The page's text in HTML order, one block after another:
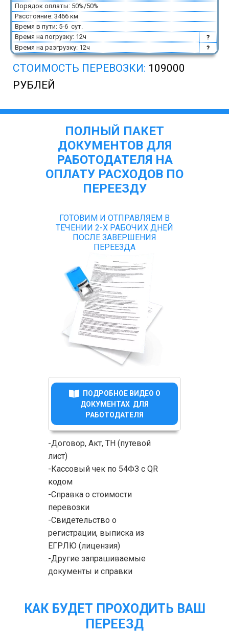
Порядок оплаты: 50%/50%
Расстояние: 3466 км
Время в пути: 5-6 сут.
Время на погрузку: 12ч
?
Время на разгрузку: 12ч ?
СТОИМОСТЬ ПЕРЕВОЗКИ: 109000
РУБЛЕЙ
ПОЛНЫЙ ПАКЕТ
ДОКУМЕНТОВ ДЛЯ
РАБОТОДАТЕЛЯ НА
ОПЛАТУ РАСХОДОВ ПО
ПЕРЕЕЗДУ
ГОТОВИМ И ОТПРАВЛЯЕМ В
ТЕЧЕНИИ 2-Х РАБОЧИХ ДНЕЙ
ПОСЛЕ ЗАВЕРШЕНИЯ
ПЕРЕЕЗДА
-Договор, Акт, ТН (путевой
лист)
-Кассовый чек по 54ФЗ с QR
кодом
-Справка о стоимости
перевозки
-Свидетельство о
регистрации, выписка из
ЕГРЛЮ (лицензия)
-Другие запрашиваемые
документы и справки
ПОДРОБНОЕ ВИДЕО О
ДОКУМЕНТАХ ДЛЯ
РАБОТОДАТЕЛЯ
КАК БУДЕТ ПРОХОДИТЬ ВАШ
ПЕРЕЕЗД